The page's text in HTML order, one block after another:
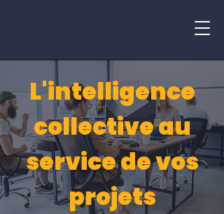
L'intelligence
collective au
service de vos
projets